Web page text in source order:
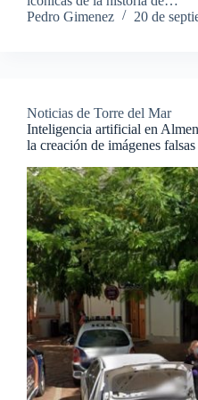
Pedro Gimenez
20 de
Noticias de Torre del Mar
Inteligencia artificial en
la creación de imágenes falsas